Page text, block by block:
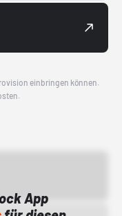
einbringen können.
App